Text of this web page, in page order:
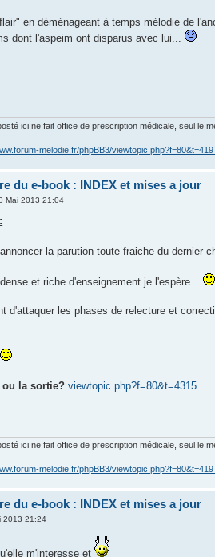
en déménageant à temps mélodie de
dont l'aspeim ont disparus avec lui...
ici ne fait office de prescription médicale, seul le
melodie.fr/phpBB3/
du e-book : INDEX et mises a jour
Mai 2013 21:04
la parution toute fraiche du dernier
et riche d'enseignement je l'espère...
d'attaquer les phases de relecture et
ou la sortie? viewtopic.php?f=80&t=4315
ici ne fait office de prescription médicale, seul le
melodie.fr/phpBB3/
du e-book : INDEX et mises a jour
2013 21:24
m'interesse et